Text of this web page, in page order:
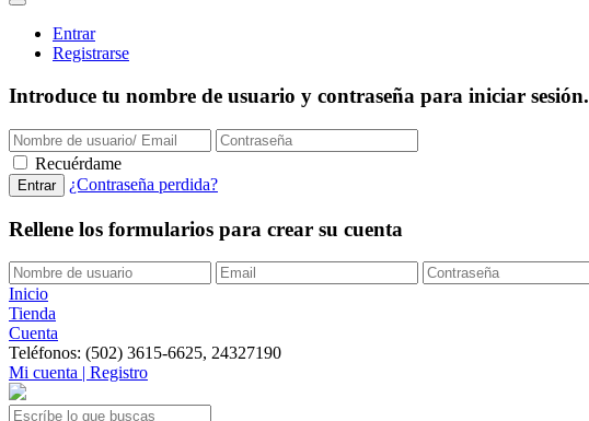
Entrar
Registrarse
Introduce tu nombre de usuario y contraseña para iniciar sesión.
Recuérdame
¿Contraseña perdida?
Rellene los formularios para crear su cuenta
Inicio
Tienda
Cuenta
Teléfonos: (502) 3615-6625, 24327190
Mi cuenta | Registro